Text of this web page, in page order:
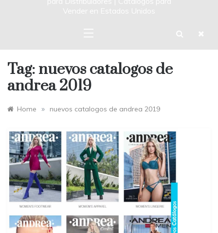
Vender en Estados Unidos
Tag: nuevos catalogos de
andrea 2019
Home » nuevos catalogos de andrea 2019